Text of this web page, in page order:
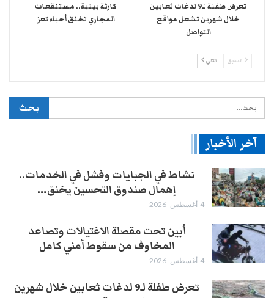
تعرض طفلة لـ9 لدغات ثعابين
خلال شهرين تشعل مواقع
التواصل
كارثة بيئية.. مستنقعات
المجاري تخنق أحياء تعز
السابق التالي
آخر الأخبار
نشاط في الجبايات وفشل في الخدمات..
إهمال صندوق التحسين يخنق…
4-أغسطس- 2026
أبين تحت مقصلة الاغتيالات وتصاعد
المخاوف من سقوط أمني كامل
4-أغسطس- 2026
تعرض طفلة لـ9 لدغات ثعابين خلال شهرين